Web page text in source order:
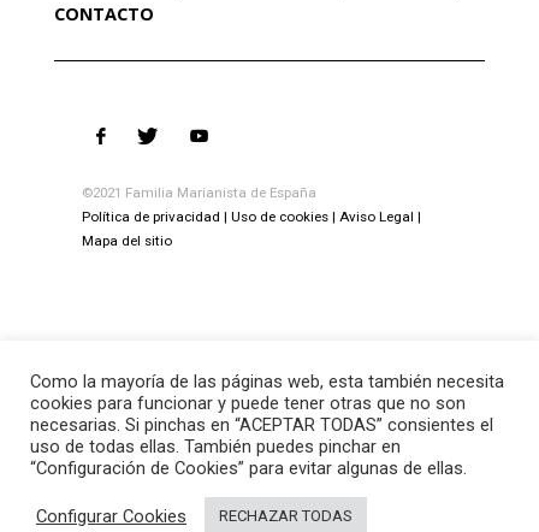
CONTACTO
©2021 Familia Marianista de España
Política de privacidad
Uso de cookies
Aviso Legal
Mapa del sitio
Como la mayoría de las páginas web, esta también necesita
cookies para funcionar y puede tener otras que no son
necesarias. Si pinchas en “ACEPTAR TODAS” consientes el
uso de todas ellas. También puedes pinchar en
“Configuración de Cookies” para evitar algunas de ellas.
Configurar Cookies RECHAZAR TODAS